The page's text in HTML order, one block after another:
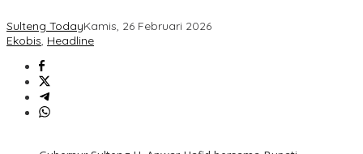
Sulteng TodayKamis, 26 Februari 2026
Ekobis, Headline